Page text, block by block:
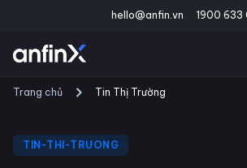
hello@anfin.vn 1900 633
Trang chủ Tin Thị Trường
TIN-THI-TRUONG